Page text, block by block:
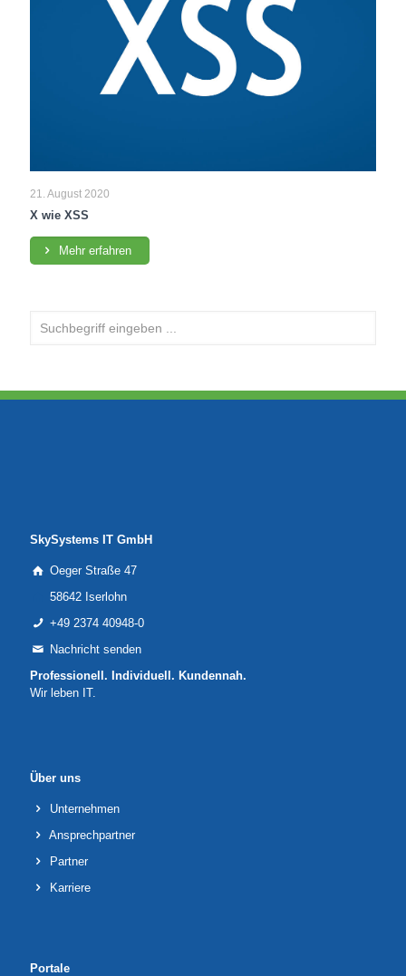
21. August 2020
X wie XSS
Mehr erfahren
SkySystems IT GmbH
Oeger Straße 47
58642 Iserlohn
+49 2374 40948-0
Nachricht senden
Professionell. Individuell. Kundennah.
Wir leben IT.
Über uns
Unternehmen
Ansprechpartner
Partner
Karriere
Portale